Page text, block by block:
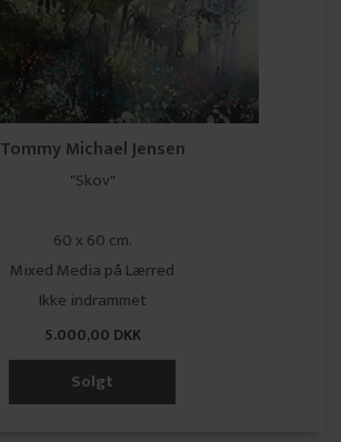
Tommy Michael Jensen
"Skov"
60 x 60 cm.
Mixed Media på Lærred
Ikke indrammet
5.000,00 DKK
Solgt